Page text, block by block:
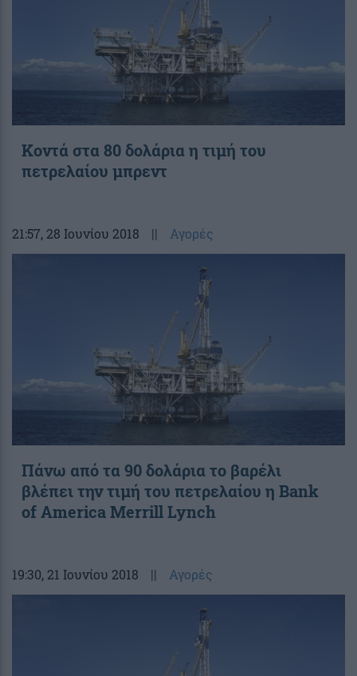
Κοντά στα 80 δολάρια η τιμή του
πετρελαίου μπρεντ
21:57, 28 Ιουνίου 2018 || Αγορές
Πάνω από τα 90 δολάρια το βαρέλι
βλέπει την τιμή του πετρελαίου η Bank
of America Merrill Lynch
19:30, 21 Ιουνίου 2018 || Αγορές